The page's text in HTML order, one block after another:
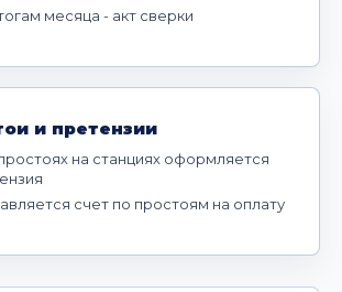
месяца - акт сверки
и претензии
на станциях оформляется
счет по простоям на оплату